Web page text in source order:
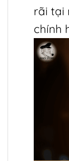
rãi tại
chính